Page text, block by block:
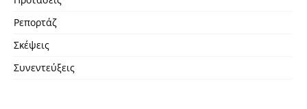
Ρεπορτάζ
Σκέψεις
Συνεντεύξεις